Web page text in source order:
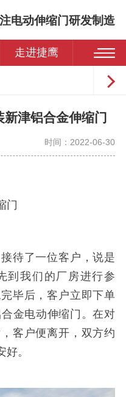
电动伸缩门研发制造
走进捷鹰
新津铝合金伸缩门
时间：2022-06-30
门
待了一位客户，说是
到我们的厂房进行参
毕后，客户立即下单
金电动伸缩门。在对
客户便离开，双方约
。